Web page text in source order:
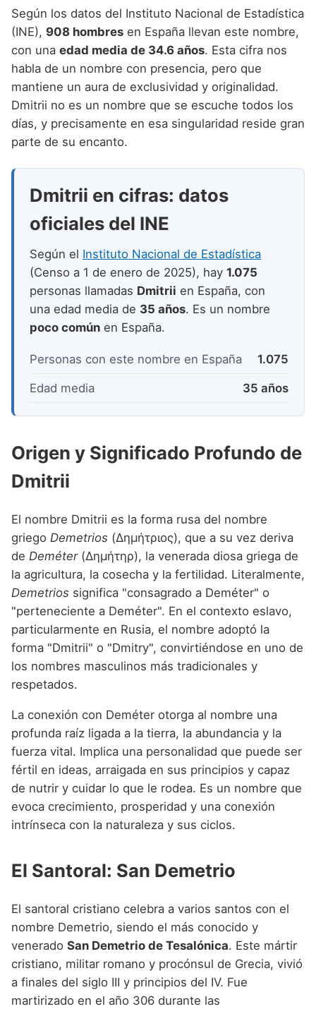
Nombres de niño que empiezan por M
Nombres de niño que empiezan por N
Nombres de niño que empiezan por O
Nombres de niño que empiezan por P
Nombres de niño que empiezan por Q
Nombres de niño que empiezan por V
Nombres de niño que empiezan por W
Nombres de niño que empiezan por X
Nombres de Niño Murcianos
Nombres de Niño Navarros
Nombres de Niño Riojanos
Nombres de Niño Valencianos
Nombres de Niño Vascos
Nombres de Niño Judíos
Nombres de Niño Marroquíes
Nombres de Niño Portugueses
Nombres de Niño Rumanos
Nombres de Niño Rusos
Nombres de Niño Suecos
Según los datos del Instituto Nacional de Estadística
(INE), 908 hombres en España llevan este nombre,
con una edad media de 34.6 años. Esta cifra nos
habla de un nombre con presencia, pero que
mantiene un aura de exclusividad y originalidad.
Dmitrii no es un nombre que se escuche todos los
días, y precisamente en esa singularidad reside gran
parte de su encanto.
Dmitrii en cifras: datos
oficiales del INE
Según el Instituto Nacional de Estadística
(Censo a 1 de enero de 2025), hay 1.075
personas llamadas Dmitrii en España, con
una edad media de 35 años. Es un nombre
poco común en España.
Personas con este nombre en España 1.075
Edad media 35 años
Origen y Significado Profundo de
Dmitrii
El nombre Dmitrii es la forma rusa del nombre
griego Demetrios (Δημήτριος), que a su vez deriva
de Deméter(Δημήτηρ), la venerada diosa griega de
la agricultura, la cosecha y la fertilidad. Literalmente,
Demetrios significa "consagrado a Deméter" o
"perteneciente a Deméter". En el contexto eslavo,
particularmente en Rusia, el nombre adoptó la
forma "Dmitrii" o "Dmitry", convirtiéndose en uno de
los nombres masculinos más tradicionales y
respetados.
La conexión con Deméter otorga al nombre una
profunda raíz ligada a la tierra, la abundancia y la
fuerza vital. Implica una personalidad que puede ser
fértil en ideas, arraigada en sus principios y capaz
de nutrir y cuidar lo que le rodea. Es un nombre que
evoca crecimiento, prosperidad y una conexión
intrínseca con la naturaleza y sus ciclos.
El Santoral: San Demetrio
El santoral cristiano celebra a varios santos con el
nombre Demetrio, siendo el más conocido y
venerado San Demetrio de Tesalónica. Este mártir
cristiano, militar romano y procónsul de Grecia, vivió
a finales del siglo III y principios del IV. Fue
martirizado en el año 306 durante las